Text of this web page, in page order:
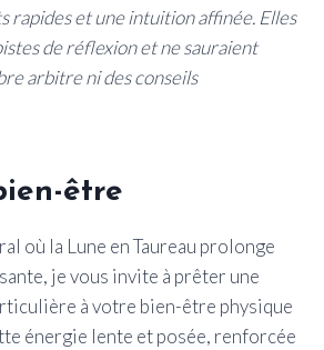
rapides et une intuition affinée. Elles
de réflexion et ne sauraient
arbitre ni des conseils
être
où la Lune en Taureau prolonge
je vous invite à prêter une
à votre bien-être physique
énergie lente et posée, renforcée